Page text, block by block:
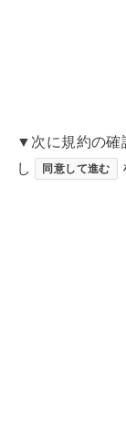
▼次に規約の確
し
同意して進む